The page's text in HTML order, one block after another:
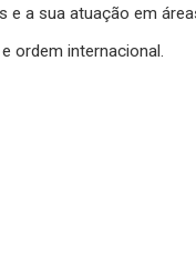
e a sua atuação em
ordem internacional.